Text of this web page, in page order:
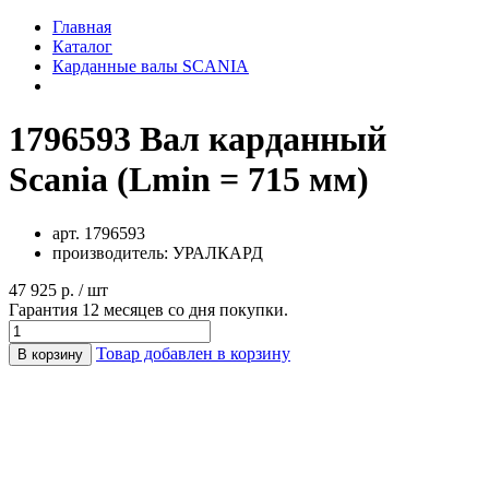
Главная
Каталог
Карданные валы SCANIA
1796593 Вал карданный
Scania (Lmin = 715 мм)
арт. 1796593
производитель: УРАЛКАРД
47 925 р. / шт
Гарантия 12 месяцев со дня покупки.
В корзину Товар добавлен в корзину